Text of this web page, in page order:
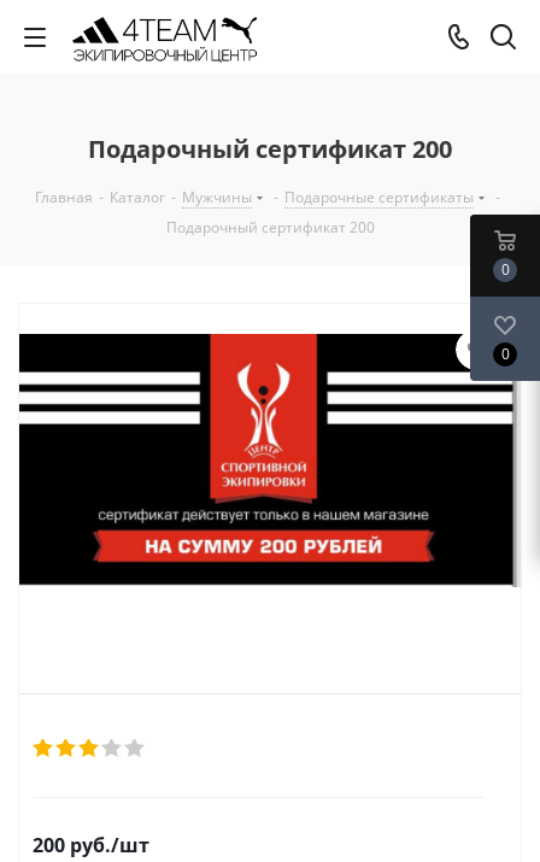
Подарочный сертификат 200
Главная - Каталог - Мужчины - Подарочные сертификаты
-
Подарочный сертификат 200
200 руб./шт
0
0